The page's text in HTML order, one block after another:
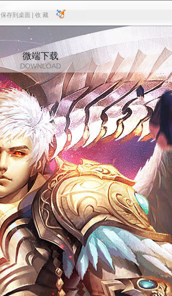
保存到桌面 |
保存到桌面 收 藏
收 藏
微端下载
DOWNLOAD